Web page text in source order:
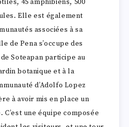
45 amphibiens, 500
Elle est également
associées à sa
de Pena s’occupe des
Soteapan participe au
botanique et à la
d’Adolfo Lopez
à avoir mis en place un
C’est une équipe composée